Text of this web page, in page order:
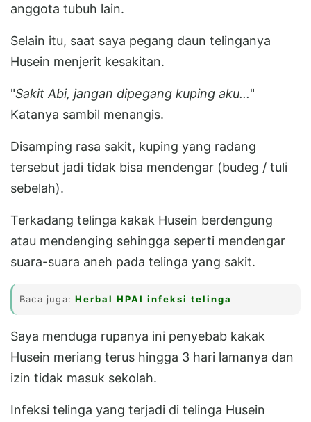
anggota tubuh lain.
Selain itu, saat saya pegang daun telinganya
Husein menjerit kesakitan.
"Sakit Abi, jangan dipegang kuping aku..."
Katanya sambil menangis.
Disamping rasa sakit, kuping yang radang
tersebut jadi tidak bisa mendengar (budeg / tuli
sebelah).
Terkadang telinga kakak Husein berdengung
atau mendenging sehingga seperti mendengar
suara-suara aneh pada telinga yang sakit.
Baca juga:Herbal HPAI infeksi telinga
Saya menduga rupanya ini penyebab kakak
Husein meriang terus hingga 3 hari lamanya dan
izin tidak masuk sekolah.
Infeksi telinga yang terjadi di telinga Husein